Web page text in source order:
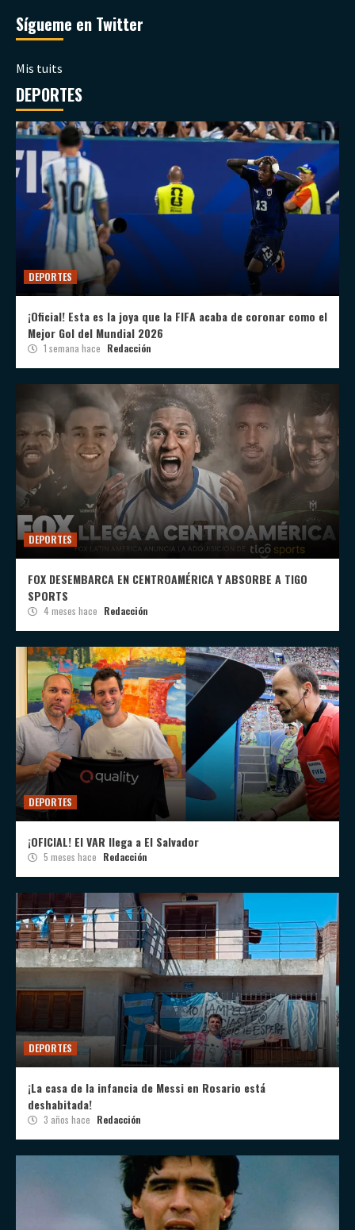
Sígueme en Twitter
Mis tuits
DEPORTES
DEPORTES
¡Oficial! Esta es la joya que la FIFA acaba de coronar como el
Mejor Gol del Mundial 2026
1 semana hace Redacción
DEPORTES
FOX DESEMBARCA EN CENTROAMÉRICA Y ABSORBE A TIGO
SPORTS
4 meses hace Redacción
DEPORTES
¡OFICIAL! El VAR llega a El Salvador
5 meses hace Redacción
DEPORTES
¡La casa de la infancia de Messi en Rosario está
deshabitada!
3 años hace Redacción